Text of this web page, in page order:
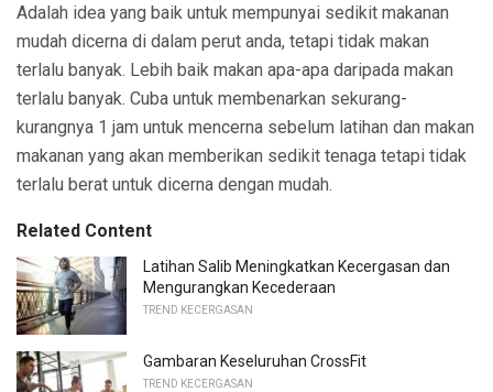
Adalah idea yang baik untuk mempunyai sedikit makanan
mudah dicerna di dalam perut anda, tetapi tidak makan
terlalu banyak. Lebih baik makan apa-apa daripada makan
terlalu banyak. Cuba untuk membenarkan sekurang-
kurangnya 1 jam untuk mencerna sebelum latihan dan makan
makanan yang akan memberikan sedikit tenaga tetapi tidak
terlalu berat untuk dicerna dengan mudah.
Related Content
Latihan Salib Meningkatkan Kecergasan dan
Mengurangkan Kecederaan
TREND KECERGASAN
Gambaran Keseluruhan CrossFit
TREND KECERGASAN